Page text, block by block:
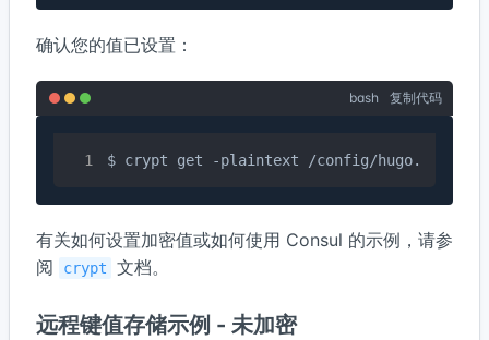
确认您的值已设置：
bash 复制代码
$ crypt get -plaintext /config/hugo.json
有关如何设置加密值或如何使用 Consul 的示例，请参
阅
crypt 文档。
远程键值存储示例 - 未加密